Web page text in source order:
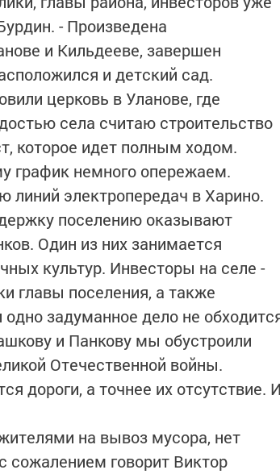
- Произведена
и Кильдееве, завершен
и детский сад.
церковь в Уланове, где
села считаю строительство
которое идет полным ходом.
график немного опережаем.
линий электропередач в Харино.
поселению оказывают
Один из них занимается
культур. Инвесторы на селе -
главы поселения, а также
задуманное дело не
и Панкову мы обустроили
Отечественной войны.
дороги, а точнее их отсутствие.
на вывоз мусора, нет
сожалением говорит Виктор